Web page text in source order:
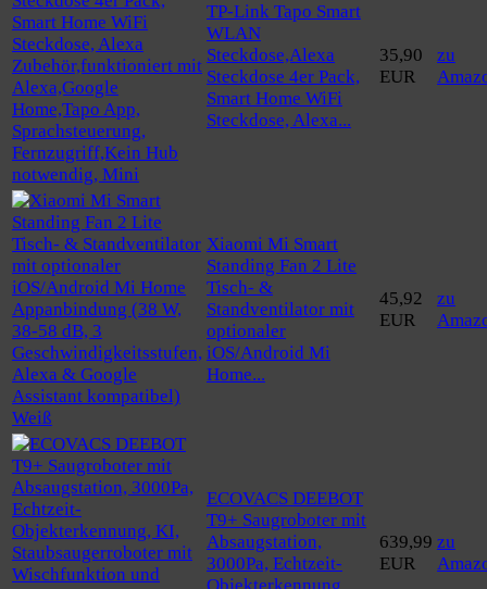
TP-Link Tapo Smart
WLAN
Steckdose,Alexa
Steckdose 4er Pack,
Smart Home WiFi
Steckdose, Alexa...
35,90
EUR
zu
Xiaomi Mi Smart
Standing Fan 2 Lite
Tisch- &
Standventilator mit
optionaler
iOS/Android Mi
Home...
45,92
EUR
zu
ECOVACS DEEBOT
T9+ Saugroboter mit
Absaugstation,
3000Pa, Echtzeit-
639,99
EUR
zu